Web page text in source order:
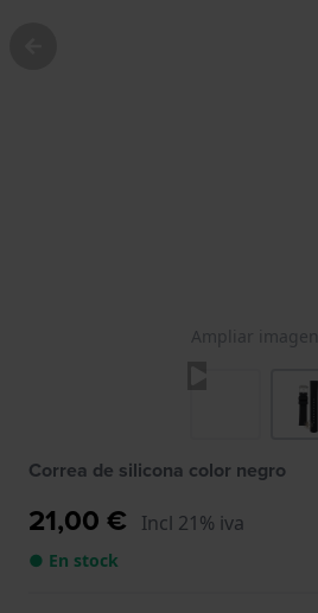
Ampliar imagen
Correa de silicona color negro
21,00 € Incl 21% iva
● En stock